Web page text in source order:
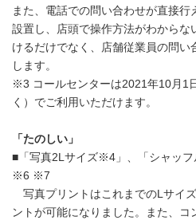
また、電話での問い合わせが直接行
設置し、店頭で操作方法がわからな
けるだけでなく、店舗従業員の問い
します。
※3 コールセンターは2021年10月1
く）でご利用いただけます。
「たのしい」
■「写真2Lサイズ※4」、「シャッ
※6 ※7
写真プリントはこれまでのLサイ
ントが可能になりました。また、コ